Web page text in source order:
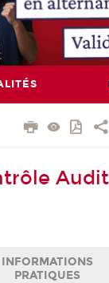
Audit
INFORMATIONS
PRATIQUES